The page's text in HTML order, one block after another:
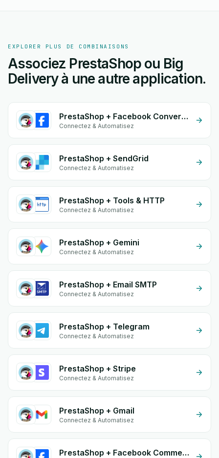
EXPLORER PLUS DE COMBINAISONS
Associez PrestaShop ou Big
Delivery à une autre application.
PrestaShop + Facebook Conversion API (CAPI)
Connectez & Automatisez
PrestaShop + SendGrid
Connectez & Automatisez
PrestaShop + Tools & HTTP
Connectez & Automatisez
PrestaShop + Gemini
Connectez & Automatisez
PrestaShop + Email SMTP
Connectez & Automatisez
PrestaShop + Telegram
Connectez & Automatisez
PrestaShop + Stripe
Connectez & Automatisez
PrestaShop + Gmail
Connectez & Automatisez
PrestaShop + Facebook Commerce